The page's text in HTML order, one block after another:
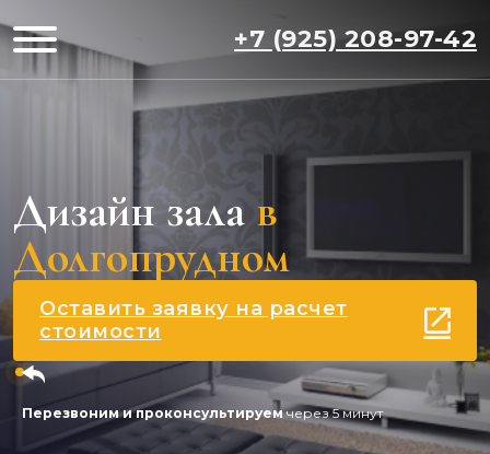
+7 (925) 208-97-42
Дизайн зала в
Долгопрудном
Оставить заявку на расчет
стоимости
Перезвоним и проконсультируемчерез 5 минут